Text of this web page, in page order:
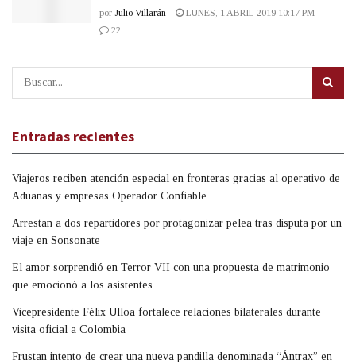
por Julio Villarán
LUNES, 1 ABRIL 2019 10:17 PM
22
Entradas recientes
Viajeros reciben atención especial en fronteras gracias al operativo de
Aduanas y empresas Operador Confiable
Arrestan a dos repartidores por protagonizar pelea tras disputa por un
viaje en Sonsonate
El amor sorprendió en Terror VII con una propuesta de matrimonio
que emocionó a los asistentes
Vicepresidente Félix Ulloa fortalece relaciones bilaterales durante
visita oficial a Colombia
Frustan intento de crear una nueva pandilla denominada “Ántrax” en